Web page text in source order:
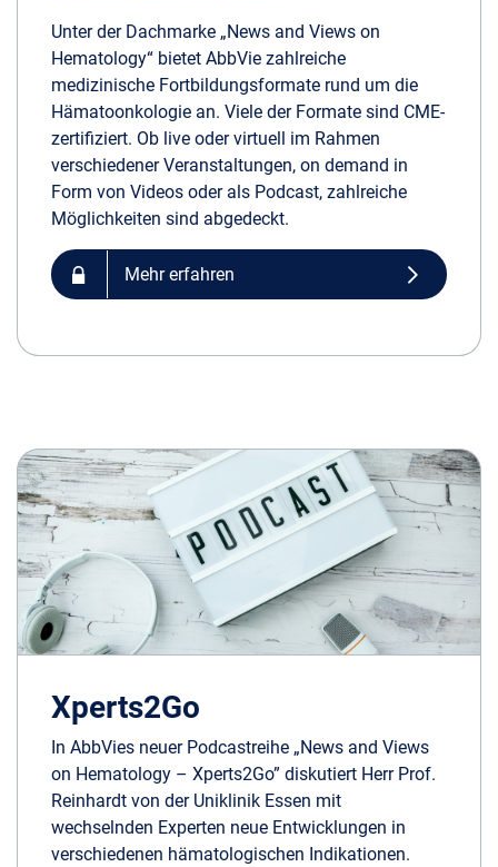
Unter der Dachmarke „News and Views on
Hematology“ bietet AbbVie zahlreiche
medizinische Fortbildungsformate rund um die
Hämatoonkologie an. Viele der Formate sind CME-
zertifiziert. Ob live oder virtuell im Rahmen
verschiedener Veranstaltungen, on demand in
Form von Videos oder als Podcast, zahlreiche
Möglichkeiten sind abgedeckt.
Mehr erfahren
Xperts2Go
In AbbVies neuer Podcastreihe „News and Views
on Hematology – Xperts2Go” diskutiert Herr Prof.
Reinhardt von der Uniklinik Essen mit
wechselnden Experten neue Entwicklungen in
verschiedenen hämatologischen Indikationen.